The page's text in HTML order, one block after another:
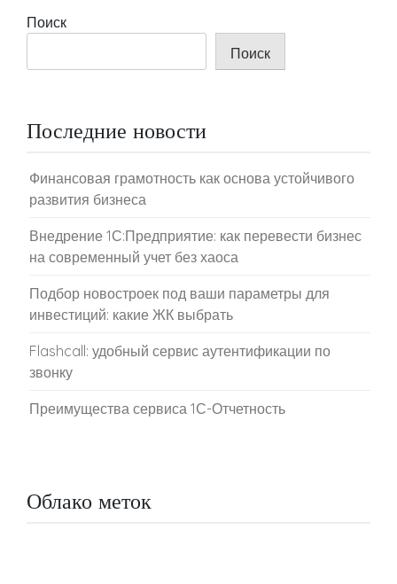
Поиск
Поиск
Последние новости
Финансовая грамотность как основа устойчивого
развития бизнеса
Внедрение 1С:Предприятие: как перевести бизнес
на современный учет без хаоса
Подбор новостроек под ваши параметры для
инвестиций: какие ЖК выбрать
Flashcall: удобный сервис аутентификации по
звонку
Преимущества сервиса 1С-Отчетность
Облако меток